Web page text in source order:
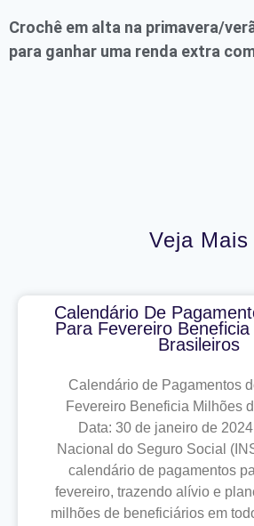
Crochê em alta na primavera/
para ganhar uma renda extra
Veja Mais
Calendário De
Para Fevereiro
Brasileiros
Calendário de Pagamentos
Fevereiro Beneficia Milhões
Data: 30 de janeiro de
Nacional do Seguro Social
calendário de pagamentos
fevereiro, trazendo alívio e
milhões de beneficiários em